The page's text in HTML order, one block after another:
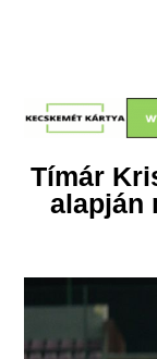
Tímár
alapján